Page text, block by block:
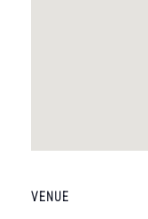
VENUE